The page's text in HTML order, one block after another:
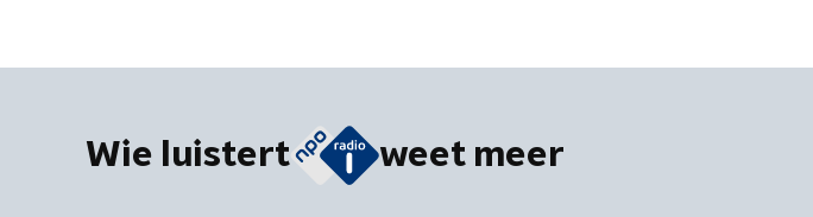
Wie luistert weet meer